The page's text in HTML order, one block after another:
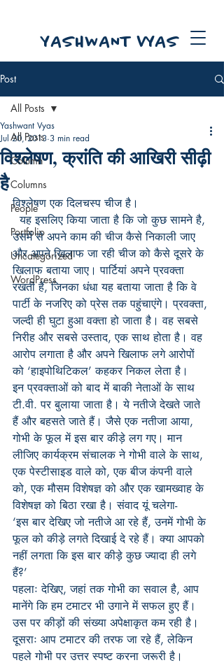
YASHWANT VYAS
Post
All Posts
Column
Columns
People
Portfolio
Uncategorized
WordPress
All Posts
विश्लेषण, क्रांति की आखिरी सीढ़ी
है
Yashwant Vyas
Jul 20, 2013 3 min read
विश्लेषण एक दिलचस्प चीज है।
  यह इसलिए किया जाता है कि जो कुछ सामने है,
उसमें से अपने काम की चीज कैसे निकाली जाए
और अपने खिलाफ जा रही चीज को कैसे दूसरे के
खिलाफ बताया जाए। पार्टियां अपने प्रवक्ता
रखती हैं, जिनका धंधा यह बताया जाता है कि वे
पार्टी के नजरिए को प्रेस तक पहुंचाएंगे। प्रवक्ता,
जल्दी ही घुटा हुआ वक्ता हो जाता है। वह सबसे
निरीह और सबसे उस्ताद, एक साथ होता है। वह
आरोप लगाता है और अपने खिलाफ लगे आरोपों
को ‘हाइपोथिटिकल’ कहकर निकल लेता है।
इन प्रवक्ताओं को बाद में बाकी नेताओं के साथ
टी.वी. पर बुलाया जाता है। ये नतीजे देखते जाते
हैं और बहसते जाते हैं। जैसे एक नतीजा आया,
गोभी के फूल में इस बार कीड़े लग गए। मान
लीजिए कार्यक्रम संचालक ने गोभी वाले के साथ,
एक पेस्टीसाइड वाले को, एक बीज कंपनी वाले
को, एक मौसम विशेषज्ञ को और एक खामख्वाह के
विशेषज्ञ को बिठा रखा है। संवाद यूं चलेगा-
‘इस बार देखिए जो नतीजे आ रहे हैं, उनमें गोभी के
फूल को कीड़े लगते दिखाई दे रहे हैं। क्या आपको
नहीं लगता कि इस बार कीड़े कुछ ज्यादा ही लगे
हैं?’
पहलाः देखिए, जहां तक गोभी का सवाल है, आप
मानेंगे कि हम टमाटर भी उगाने में सफल हुए हैं।
उस पर कीड़ों की संख्या अपेक्षाकृत कम रही है।
दूसराः आप टमाटर की तरफ जा रहे हैं, लेकिन
पहले गोभी पर उत्तर स्पष्ट करना जरूरी है।